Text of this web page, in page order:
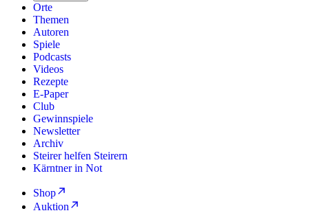
Orte
Themen
Autoren
Spiele
Podcasts
Videos
Rezepte
E-Paper
Club
Gewinnspiele
Newsletter
Archiv
Steirer helfen Steirern
Kärntner in Not
Shop
Auktion